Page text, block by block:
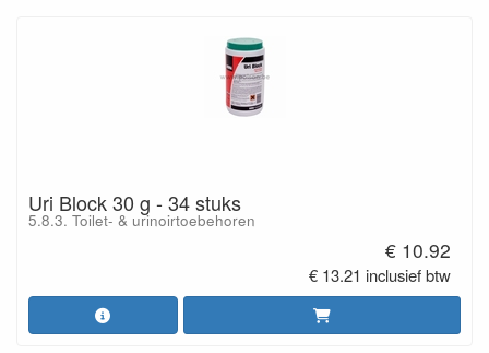
Uri Block 30 g - 34 stuks
5.8.3. Toilet- & urinoirtoebehoren
€ 10.92
€ 13.21 inclusief btw